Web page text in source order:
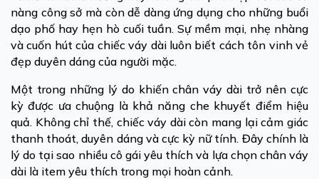
nàng công sở mà còn dễ dàng ứng dụng cho những buổi
dạo phố hay hẹn hò cuối tuần. Sự mềm mại, nhẹ nhàng
và cuốn hút của chiếc váy dài luôn biết cách tôn vinh vẻ
đẹp duyên dáng của người mặc.
Một trong những lý do khiến chân váy dài trở nên cực
kỳ được ưa chuộng là khả năng che khuyết điểm hiệu
quả. Không chỉ thế, chiếc váy dài còn mang lại cảm giác
thanh thoát, duyên dáng và cực kỳ nữ tính. Đây chính là
lý do tại sao nhiều cô gái yêu thích và lựa chọn chân váy
dài là item yêu thích trong mọi hoàn cảnh.